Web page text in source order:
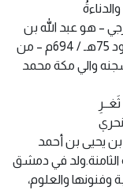
– هو عبد الله بن
عُمر بن عَمرو بن عثمان بن عفان ولد في حدود 75هـ / 694م – من
والي مكة محمد
يحيى بن أحمد
في دمشق
وفنونها والعلوم،